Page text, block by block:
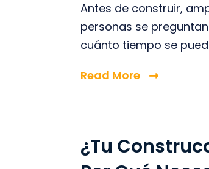
Antes de construir,
personas se
cuánto tiempo se
Read More
¿Tu